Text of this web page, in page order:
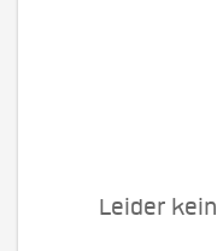
Leider